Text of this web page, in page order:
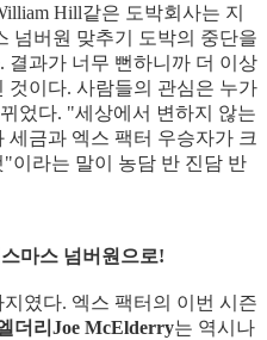
Hill같은 도박회사는 지
넘버원 맞추기 도박의 중단을
결과가 너무 뻔하니까 더 이상
것이다. 사람들의 관심은 누가
었다. "세상에서 변하지 않는
세금과 엑스 팩터 우승자가 크
이라는 말이 농담 반 진담 반
마스 넘버원으로!
였다. 엑스 팩터의 이번 시즌
더리Joe McElderry는 역시나